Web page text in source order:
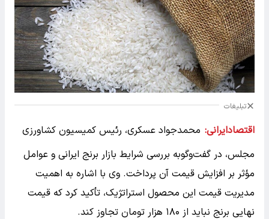
تبلیغات
اقتصادایرانی: محمدجواد عسکری، رئیس کمیسیون کشاورزی
مجلس، در گفت‌وگوبه بررسی شرایط بازار برنج ایرانی و عوامل
مؤثر بر افزایش قیمت آن پرداخت. وی با اشاره به اهمیت
مدیریت قیمت این محصول استراتژیک، تأکید کرد که قیمت
نهایی برنج نباید از ۱۸۰ هزار تومان تجاوز کند.